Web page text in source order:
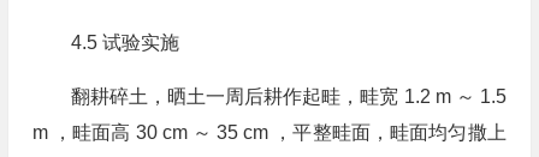
4.5 试验实施
翻耕碎土，晒土一周后耕作起畦，畦宽 1.2 m ～ 1.5
m ，畦面高 30 cm ～ 35 cm ，平整畦面，畦面均匀撒上